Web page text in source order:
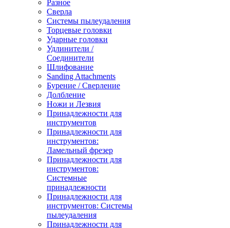
Разное
Сверла
Системы пылеудаления
Торцевые головки
Ударные головки
Удлинители /
Соединители
Шлифование
Sanding Attachments
Бурение / Сверление
Долбление
Ножи и Лезвия
Принадлежности для
инструментов
Принадлежности для
инструментов:
Ламельный фрезер
Принадлежности для
инструментов:
Системные
принадлежности
Принадлежности для
инструментов: Системы
пылеудаления
Принадлежности для